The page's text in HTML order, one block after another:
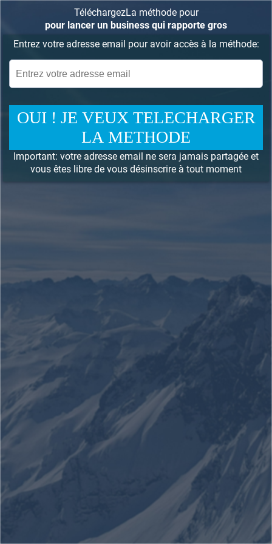
TéléchargezLa méthode pour
pour lancer un business qui rapporte gros
Entrez votre adresse email pour avoir accès à la méthode:
OUI ! JE VEUX TELECHARGER
LA METHODE
Important: votre adresse email ne sera jamais partagée et
vous êtes libre de vous désinscrire à tout moment